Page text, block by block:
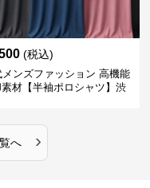
(税込)
メンズファッション 高機能
材【半袖ポロシャツ】渋
へ ›